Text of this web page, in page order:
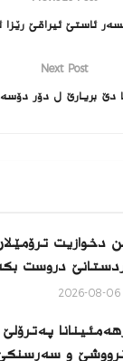
ئاستێ ئیراقێ
Next Post
دێ بریارێ ل دۆر
دخوازیت
دروست